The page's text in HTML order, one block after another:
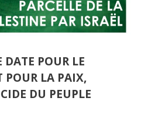
POUR LE
POUR LA PAIX,
DU PEUPLE